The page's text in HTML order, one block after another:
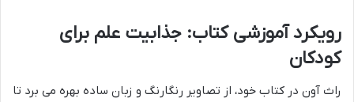
رویکرد آموزشی کتاب: جذابیت علم برای
کودکان
راث آون در کتاب خود، از تصاویر رنگارنگ و زبان ساده بهره می برد تا